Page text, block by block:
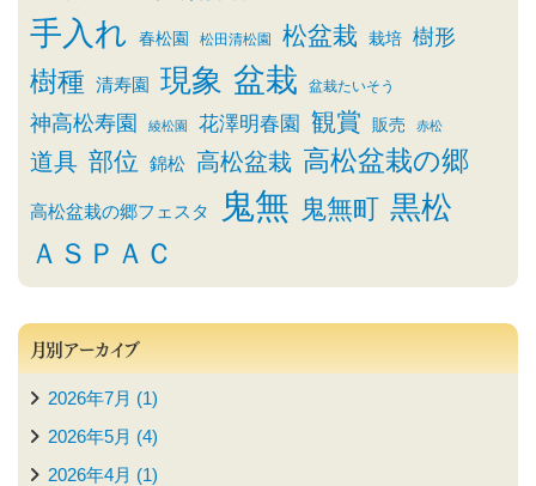
手入れ 春松園 松田清松園 松盆栽 栽培 樹形
樹種 清寿園 現象 盆栽 盆栽たいそう
神高松寿園 綾松園 花澤明春園 観賞 販売 赤松
道具 部位 錦松 高松盆栽 高松盆栽の郷
高松盆栽の郷フェスタ 鬼無 鬼無町 黒松
ＡＳＰＡＣ
月別アーカイブ
2026年7月 (1)
2026年5月 (4)
2026年4月 (1)